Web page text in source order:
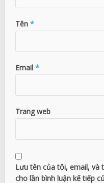
Tên *
Email *
Trang web
Lưu tên của tôi, email, và
cho lần bình luận kế tiếp